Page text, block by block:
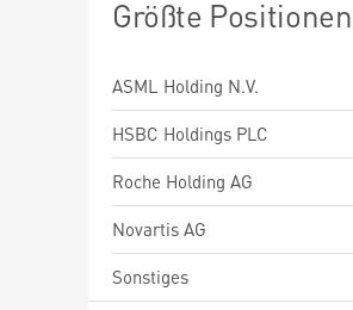
Größte Positionen
ASML Holding N.V.
HSBC Holdings PLC
Roche Holding AG
Novartis AG
Sonstiges